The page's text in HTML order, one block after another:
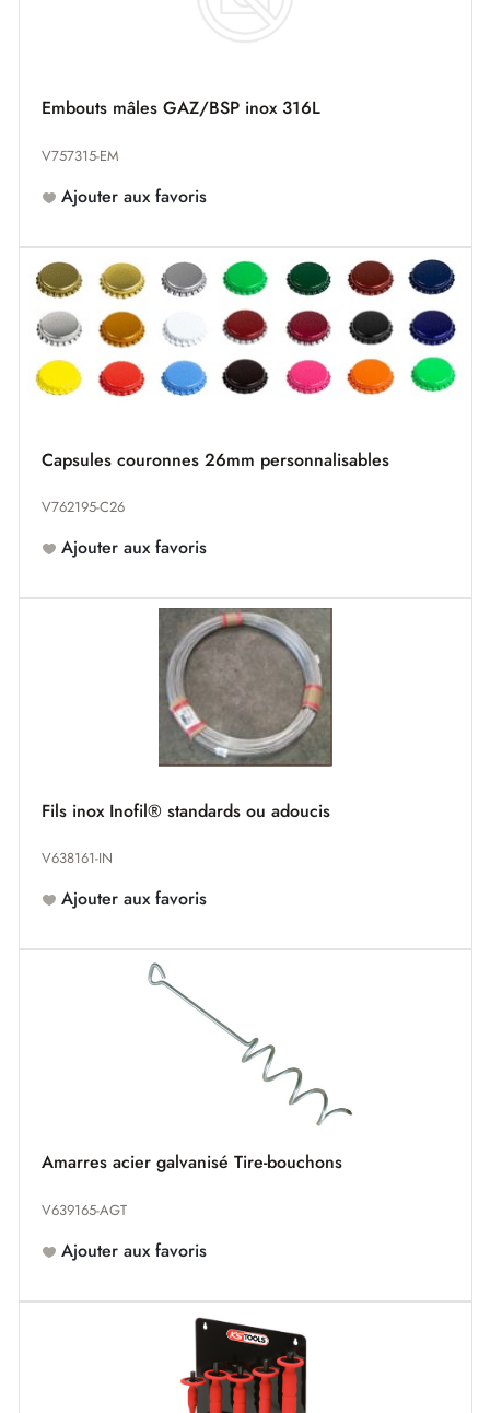
Embouts mâles GAZ/BSP inox 316L
V757315-EM
Ajouter aux favoris
Capsules couronnes 26mm personnalisables
V762195-C26
Ajouter aux favoris
Fils inox Inofil® standards ou adoucis
V638161-IN
Ajouter aux favoris
Amarres acier galvanisé Tire-bouchons
V639165-AGT
Ajouter aux favoris